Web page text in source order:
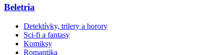
Beletria
Detektívky, trilery a horory
Sci-fi a fantasy
Komiksy
Romantika